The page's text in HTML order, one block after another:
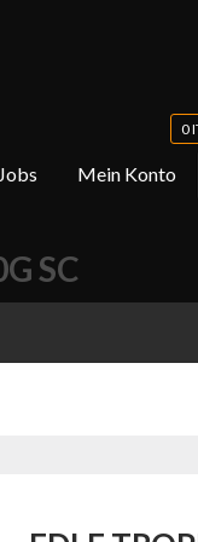
0
Jobs Mein Konto
SC